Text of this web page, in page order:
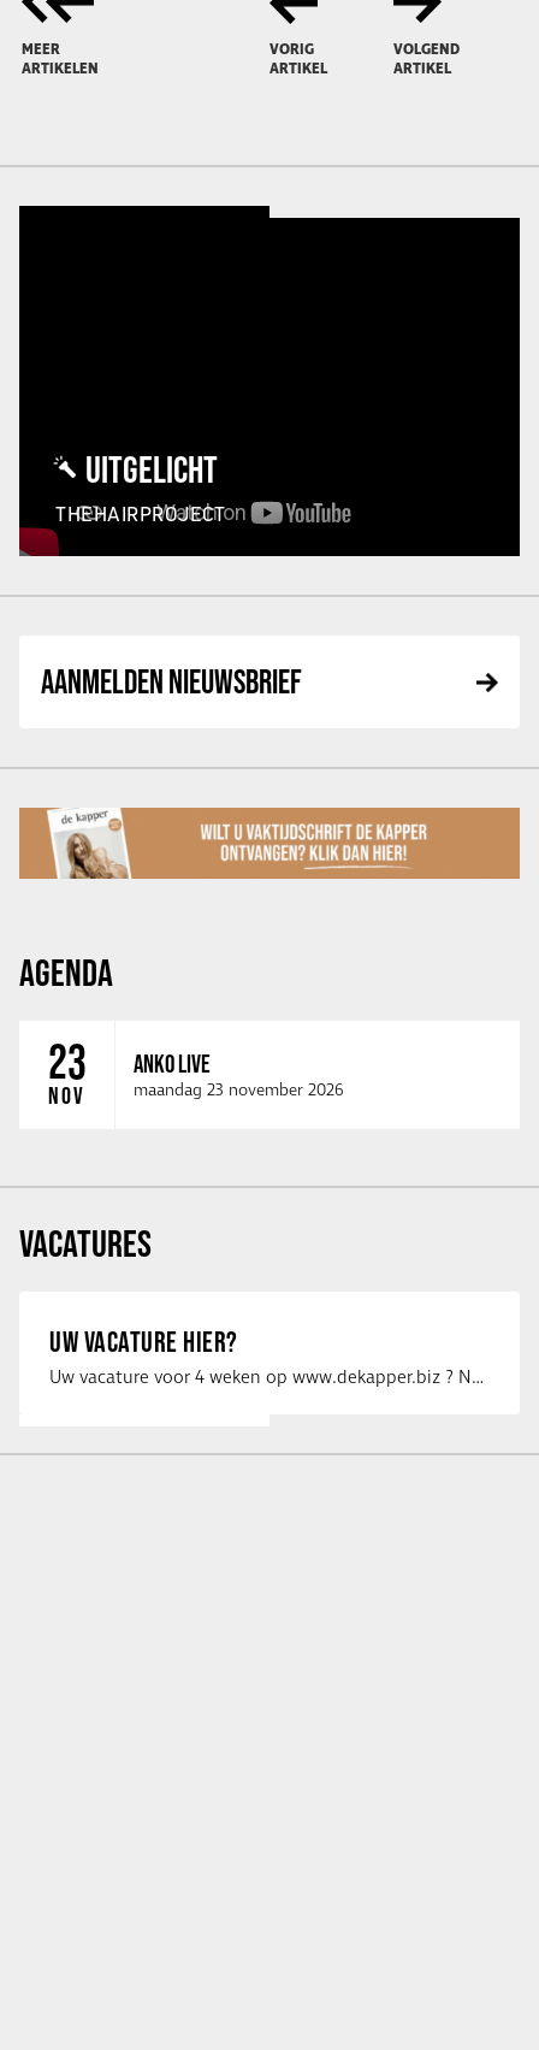
MEER
ARTIKELEN
VORIG
ARTIKEL
VOLGEND
ARTIKEL
UITGELICHT
THEHAIRPROJECT
AANMELDEN NIEUWSBRIEF
AGENDA
23
NOV
ANKO LIVE
maandag 23 november 2026
VACATURES
UW VACATURE HIER?
Uw vacature voor 4 weken op www.dekapper.biz ? Neem dan contact op met Maaike …